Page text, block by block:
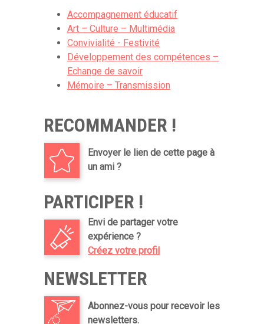
Accompagnement éducatif
Art – Culture – Multimédia
Convivialité - Festivité
Développement des compétences –
Echange de savoir
Mémoire – Transmission
RECOMMANDER !
Envoyer le lien de cette page à
un ami ?
PARTICIPER !
Envi de partager votre
expérience ?
Créez votre profil
NEWSLETTER
Abonnez-vous pour recevoir les
newsletters.